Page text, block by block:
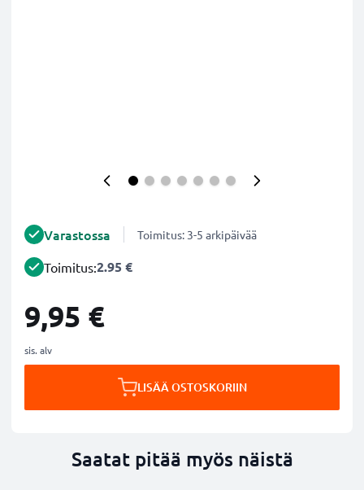
Varastossa Toimitus: 3-5 arkipäivää
Toimitus:2.95 €
9,95 €
sis. alv
LISÄÄ OSTOSKORIIN
Saatat pitää myös näistä